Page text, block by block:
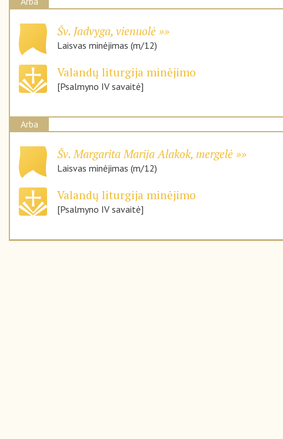
Šv. Jadvyga, vienuolė
Laisvas minėjimas (m/12)
Valandų liturgija minėjimo
[Psalmyno IV savaitė]
Arba
Šv. Margarita Marija Alakok, mergelė
Laisvas minėjimas (m/12)
Valandų liturgija minėjimo
[Psalmyno IV savaitė]